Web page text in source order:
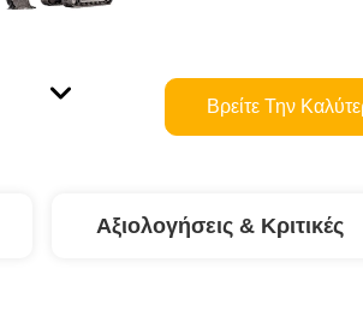
Βρείτε Την
Αξιολογήσεις & Κριτικές